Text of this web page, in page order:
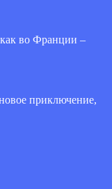
во Франции –
приключение,